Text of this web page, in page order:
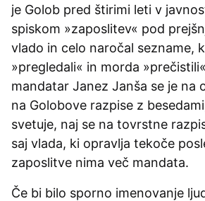
je Golob pred štirimi leti v
spiskom »zaposlitev« pod
vlado in celo naročal sezname,
»pregledali« in morda
mandatar Janez Janša se je na
na Golobove razpise z
svetuje, naj se na tovrstne
saj vlada, ki opravlja tekoče
zaposlitve nima več mandata.
Če bi bilo sporno imenovanje